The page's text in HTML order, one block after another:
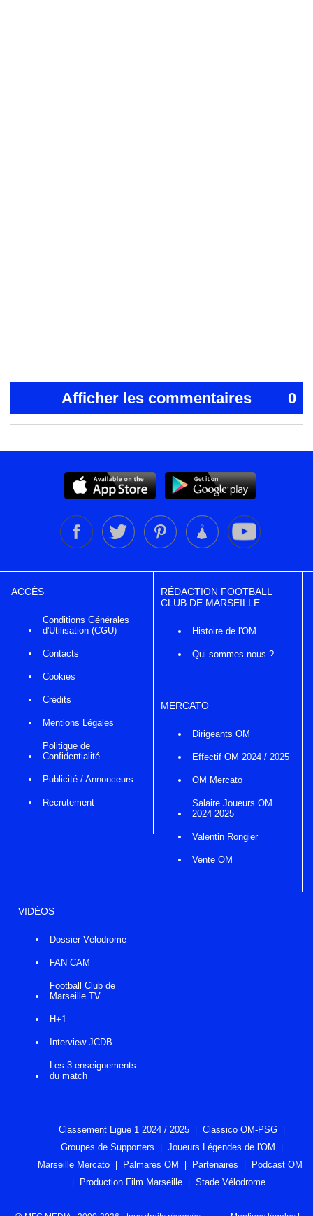
Afficher les commentaires 0
ACCÈS
Conditions Générales
d'Utilisation (CGU)
Contacts
Cookies
Crédits
Mentions Légales
Politique de
Confidentialité
Publicité / Annonceurs
Recrutement
RÉDACTION FOOTBALL
CLUB DE MARSEILLE
Histoire de l'OM
Qui sommes nous ?
MERCATO
Dirigeants OM
Effectif OM 2024 / 2025
OM Mercato
Salaire Joueurs OM
2024 2025
Valentin Rongier
Vente OM
VIDÉOS
Dossier Vélodrome
FAN CAM
Football Club de
Marseille TV
H+1
Interview JCDB
Les 3 enseignements
du match
Classement Ligue 1 2024 / 2025
Classico OM-PSG
Groupes de Supporters
Joueurs Légendes de l'OM
Marseille Mercato
Palmares OM Partenaires
Podcast OM
Production Film Marseille
Stade Vélodrome